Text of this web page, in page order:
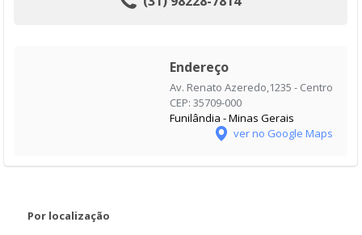
Endereço
Av. Renato Azeredo,1235 - Centro
CEP: 35709-000
Funilândia - Minas Gerais
ver no Google Maps
Por localização